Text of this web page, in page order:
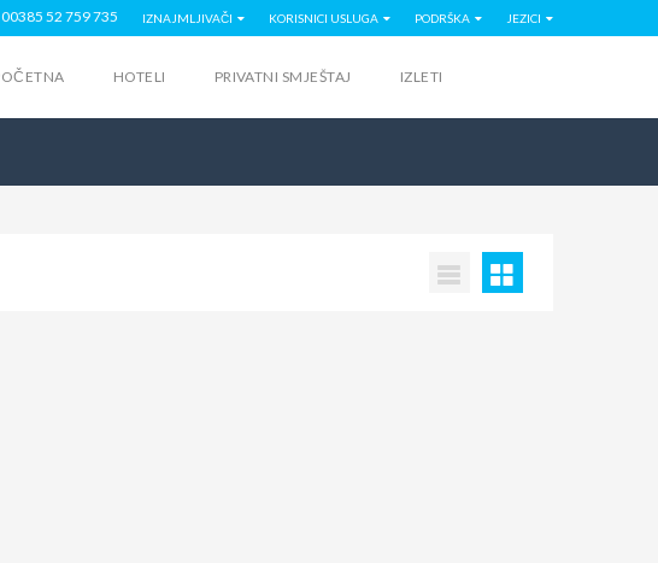
00385 52 759 735 IZNAJMLJIVAČI KORISNICI USLUGA PODRŠKA JEZICI
HOTELI PRIVATNI SMJEŠTAJ IZLETI